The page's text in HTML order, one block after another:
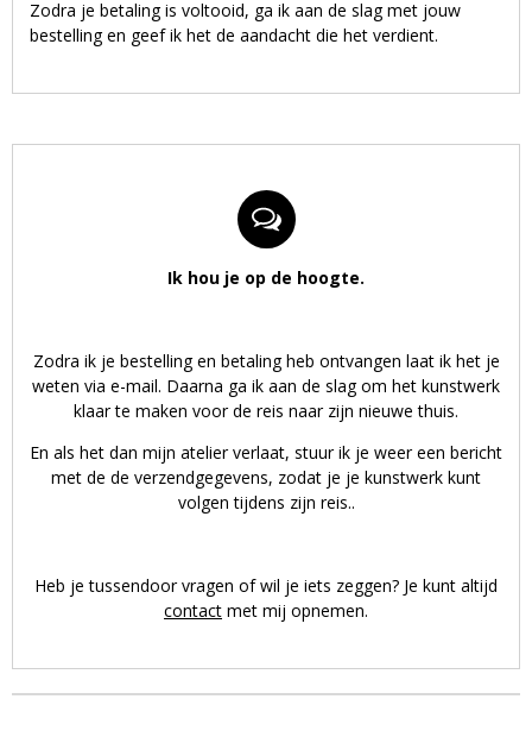
Zodra je betaling is voltooid, ga ik aan de slag met jouw
bestelling en geef ik het de aandacht die het verdient.
Ik hou je op de hoogte.
Zodra ik je bestelling en betaling heb ontvangen laat ik het je
weten via e-mail. Daarna ga ik aan de slag om het kunstwerk
klaar te maken voor de reis naar zijn nieuwe thuis.
En als het dan mijn atelier verlaat, stuur ik je weer een bericht
met de de verzendgegevens, zodat je je kunstwerk kunt
volgen tijdens zijn reis..
Heb je tussendoor vragen of wil je iets zeggen? Je kunt altijd
contact met mij opnemen.